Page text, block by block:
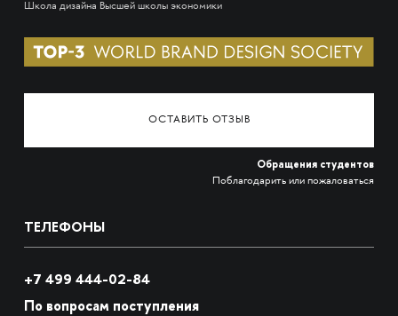
Школа дизайна Высшей школы экономики
ОСТАВИТЬ ОТЗЫВ
Обращения студентов
Поблагодарить или пожаловаться
ТЕЛЕФОНЫ
+7 499 444-02-84
По вопросам поступления